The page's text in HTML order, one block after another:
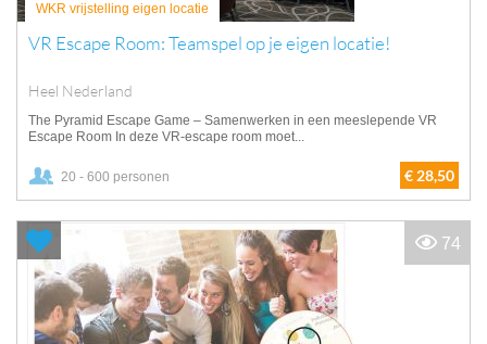
WKR vrijstelling eigen locatie
VR Escape Room: Teamspel op je eigen locatie!
Heel Nederland
The Pyramid Escape Game – Samenwerken in een meeslepende VR
Escape Room In deze VR-escape room moet...
20 - 600 personen € 28,50
74